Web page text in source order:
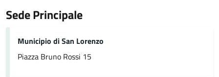
Sede Principale
Municipio di San Lorenzo
Piazza Bruno Rossi 15